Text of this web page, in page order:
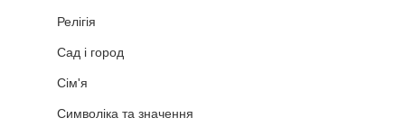
Релігія
Сад і город
Сім'я
Символіка та значення